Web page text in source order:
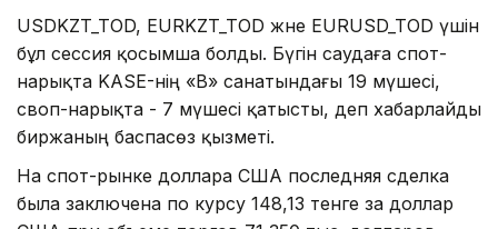
USDKZT_TOD, EURKZT_TOD және EURUSD_TOD үшін
бұл сессия қосымша болды. Бүгін саудаға спот-
нарықта KASE-нің «В» санатындағы 19 мүшесі,
своп-нарықта - 7 мүшесі қатысты, деп хабарлайды
биржаның баспасөз қызметі.
На спот-рынке доллара США последняя сделка
была заключена по курсу 148,13 тенге за доллар